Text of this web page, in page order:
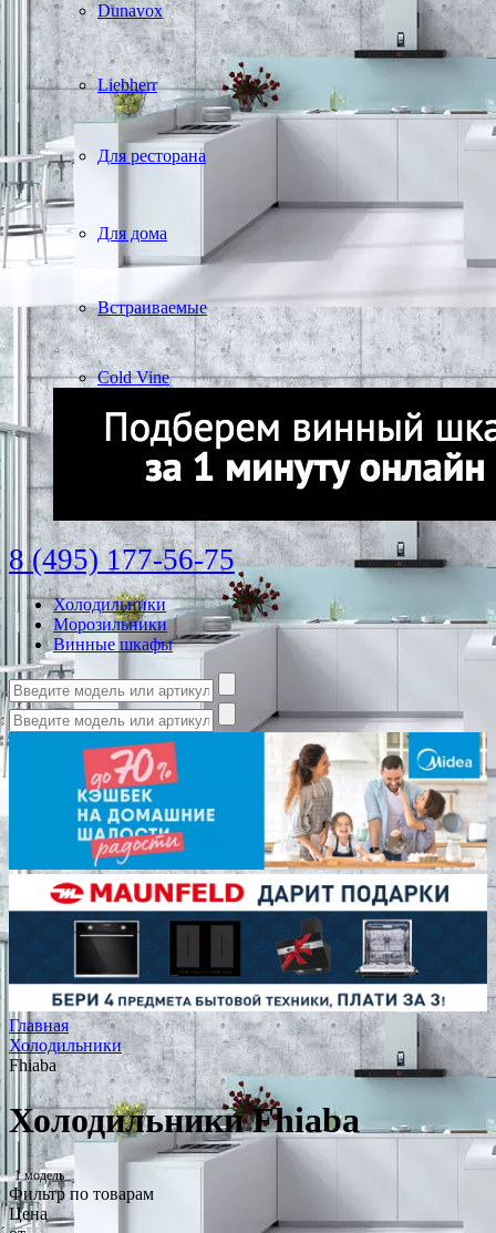
Dunavox
Liebherr
Для ресторана
Для дома
Встраиваемые
Cold Vine
8 (495) 177-56-75
Холодильники
Морозильники
Винные шкафы
Главная
Холодильники
Fhiaba
Холодильники Fhiaba
1 модель
Фильтр по товарам
Цена